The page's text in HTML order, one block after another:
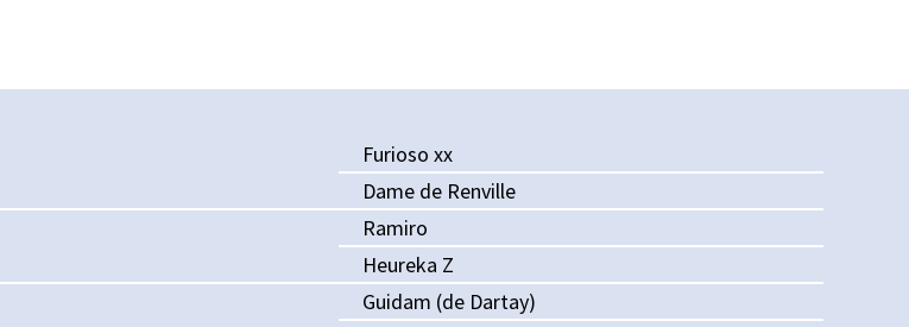
Furioso xx
Dame de Renville
Ramiro
Heureka Z
Guidam (de Dartay)